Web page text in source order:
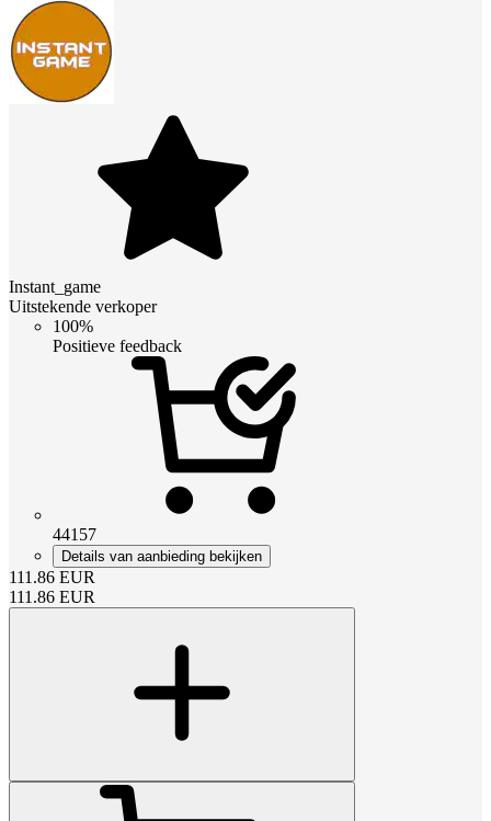
Instant_game
Uitstekende verkoper
100%
Positieve feedback
44157
Details van aanbieding bekijken
111.86 EUR
111.86 EUR